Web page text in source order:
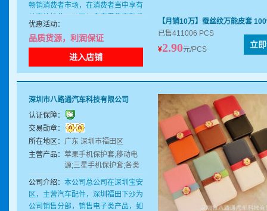
畅销消费者市场，在消费者当中享有
较高的地位，公司与多家零售商和代
理商建立了长期稳定的合作关系。深
圳市优品儿皮具有限公司经销的手机
皮套、平板皮套、手机壳、手机万能
皮套、文件包品种齐全、价格合理。
量，以多品种经营特色和薄利多销的
原则，赢得了广大客户的信任。
优惠活动：
品质货源，利润保证
进入店铺
【月销10万】蚕丝纹万能皮套
已售411006 PCS
¥2.90元/PCS 立
深圳市八路通汽车科技有限公司
认证保障：
交易勋章：
所在地区： 广东 深圳市福田区
主营产品： 苹果手机保护套;移动电
源;三星手机保护套;各类
国产手机保护套;HTC手
机保护套
公司介绍： 本公司总公司在深圳宝安
区，主营汽车配件，深圳福田下沙为
公司销售分部，销售电子类产品，如